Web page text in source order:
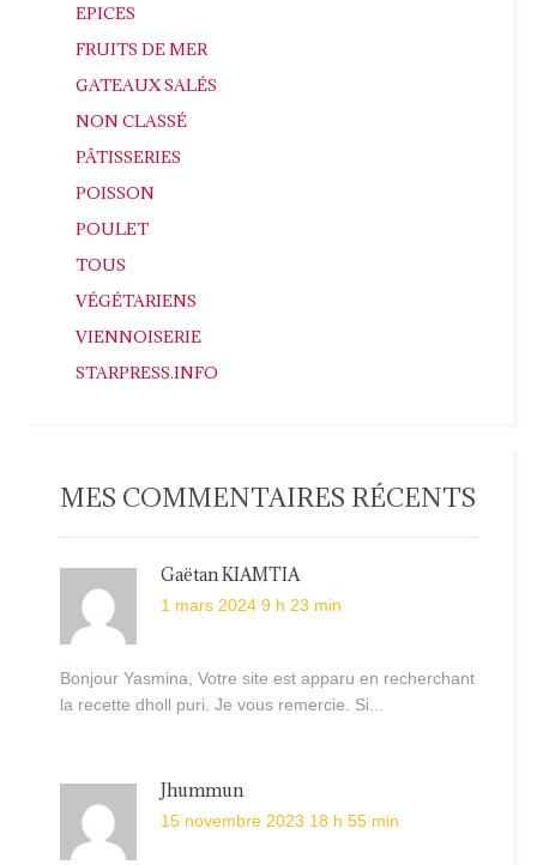
EPICES
FRUITS DE MER
GATEAUX SALÉS
NON CLASSÉ
PÂTISSERIES
POISSON
POULET
TOUS
VÉGÉTARIENS
VIENNOISERIE
STARPRESS.INFO
MES COMMENTAIRES RÉCENTS
Gaëtan KIAMTIA
1 mars 2024 9 h 23 min
Bonjour Yasmina, Votre site est apparu en recherchant
la recette dholl puri. Je vous remercie. Si...
Jhummun
15 novembre 2023 18 h 55 min